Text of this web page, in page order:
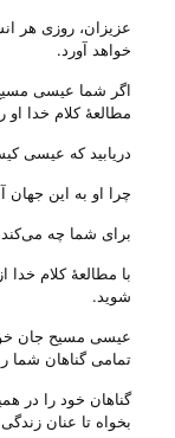
عزیزان، روزی هر
خواهد آورد.
اگر شما عیسی
مطالعهٔ کلام خدا او
دریابید که عیسی
چرا او به این جهان
برای شما چه
با مطالعهٔ کلام
شوید.
عیسی مسیح جان خود
تمامی گناهان شما
گناهان خود را در
بخواه تا عنان